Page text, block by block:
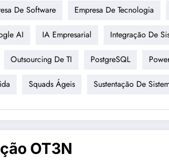
De Software Empresa De Tecnologia
AI IA Empresarial Integração De
Outsourcing De TI PostgreSQL
Squads Ágeis Sustentação De
OT3N